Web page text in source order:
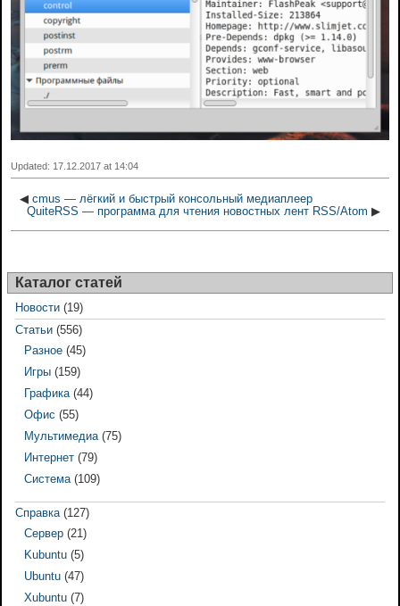
Updated: 17.12.2017 at 14:04
◀ cmus — лёгкий и быстрый консольный медиаплеер
QuiteRSS — программа для чтения новостных лент RSS/Atom ▶
Каталог статей
Новости (19)
Статьи (556)
Разное (45)
Игры (159)
Графика(44)
Офис (55)
Мультимедиа(75)
Интернет (79)
Система(109)
Справка(127)
Сервер (21)
Kubuntu (5)
Ubuntu (47)
Xubuntu (7)